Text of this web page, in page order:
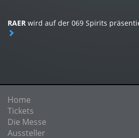
RAER wird auf der 069 Spirits
Home
Tickets
Die Messe
Aussteller